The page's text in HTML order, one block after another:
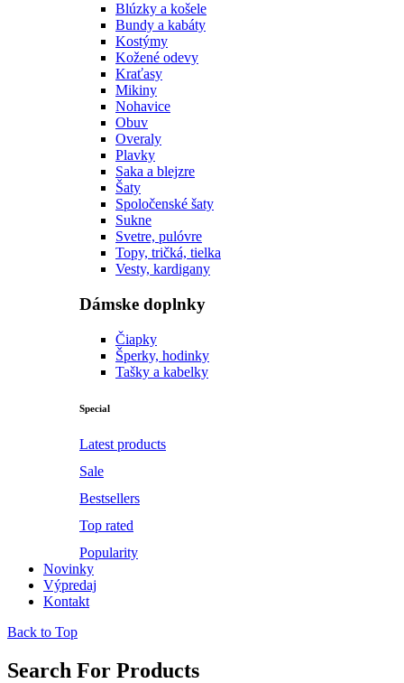
Blúzky a košele
Bundy a kabáty
Kostýmy
Kožené odevy
Kraťasy
Mikiny
Nohavice
Obuv
Overaly
Plavky
Saka a blejzre
Šaty
Spoločenské šaty
Sukne
Svetre, pulóvre
Topy, tričká, tielka
Vesty, kardigany
Dámske doplnky
Čiapky
Šperky, hodinky
Tašky a kabelky
Special
Latest products
Sale
Bestsellers
Top rated
Popularity
Novinky
Výpredaj
Kontakt
Back to Top
Search For Products